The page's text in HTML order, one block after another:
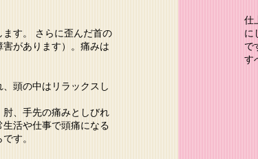
す。 さらに歪んだ首の
があります）。痛みは
頭の中はリラックスし
、手先の痛みとしびれ
活や仕事で頭痛になる
す。
仕
に
で
す